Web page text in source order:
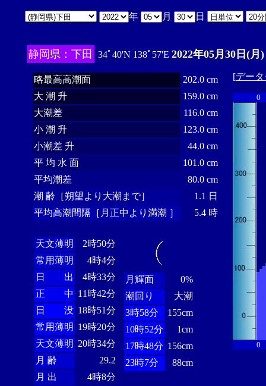
年 月 日
静岡県：下田 34ﾟ40'N 138ﾟ57'E 2022年05月30日(月)
略最高高潮面
202.0 cm
大 潮 升
159.0 cm
大潮差
116.0 cm
小 潮 升
123.0 cm
小潮差 升
44.0 cm
平 均 水 面
101.0 cm
平均潮差
80.0 cm
潮 齢［朔望より大潮まで］
1.1 日
平均高潮間隔［月正中より満潮 ］
5.4 時
天文薄明
2時50分
常用薄明
4時4分
日 出
4時33分
正 中 11時42分
日 没 18時51分
常用薄明 19時20分
天文薄明 20時34分
月 齢
29.2
月 出
4時8分
月輝面
0%
潮回り
大潮
3時58分
155cm
10時52分
1cm
17時48分 156cm
23時7分
88cm
[デー
0
0